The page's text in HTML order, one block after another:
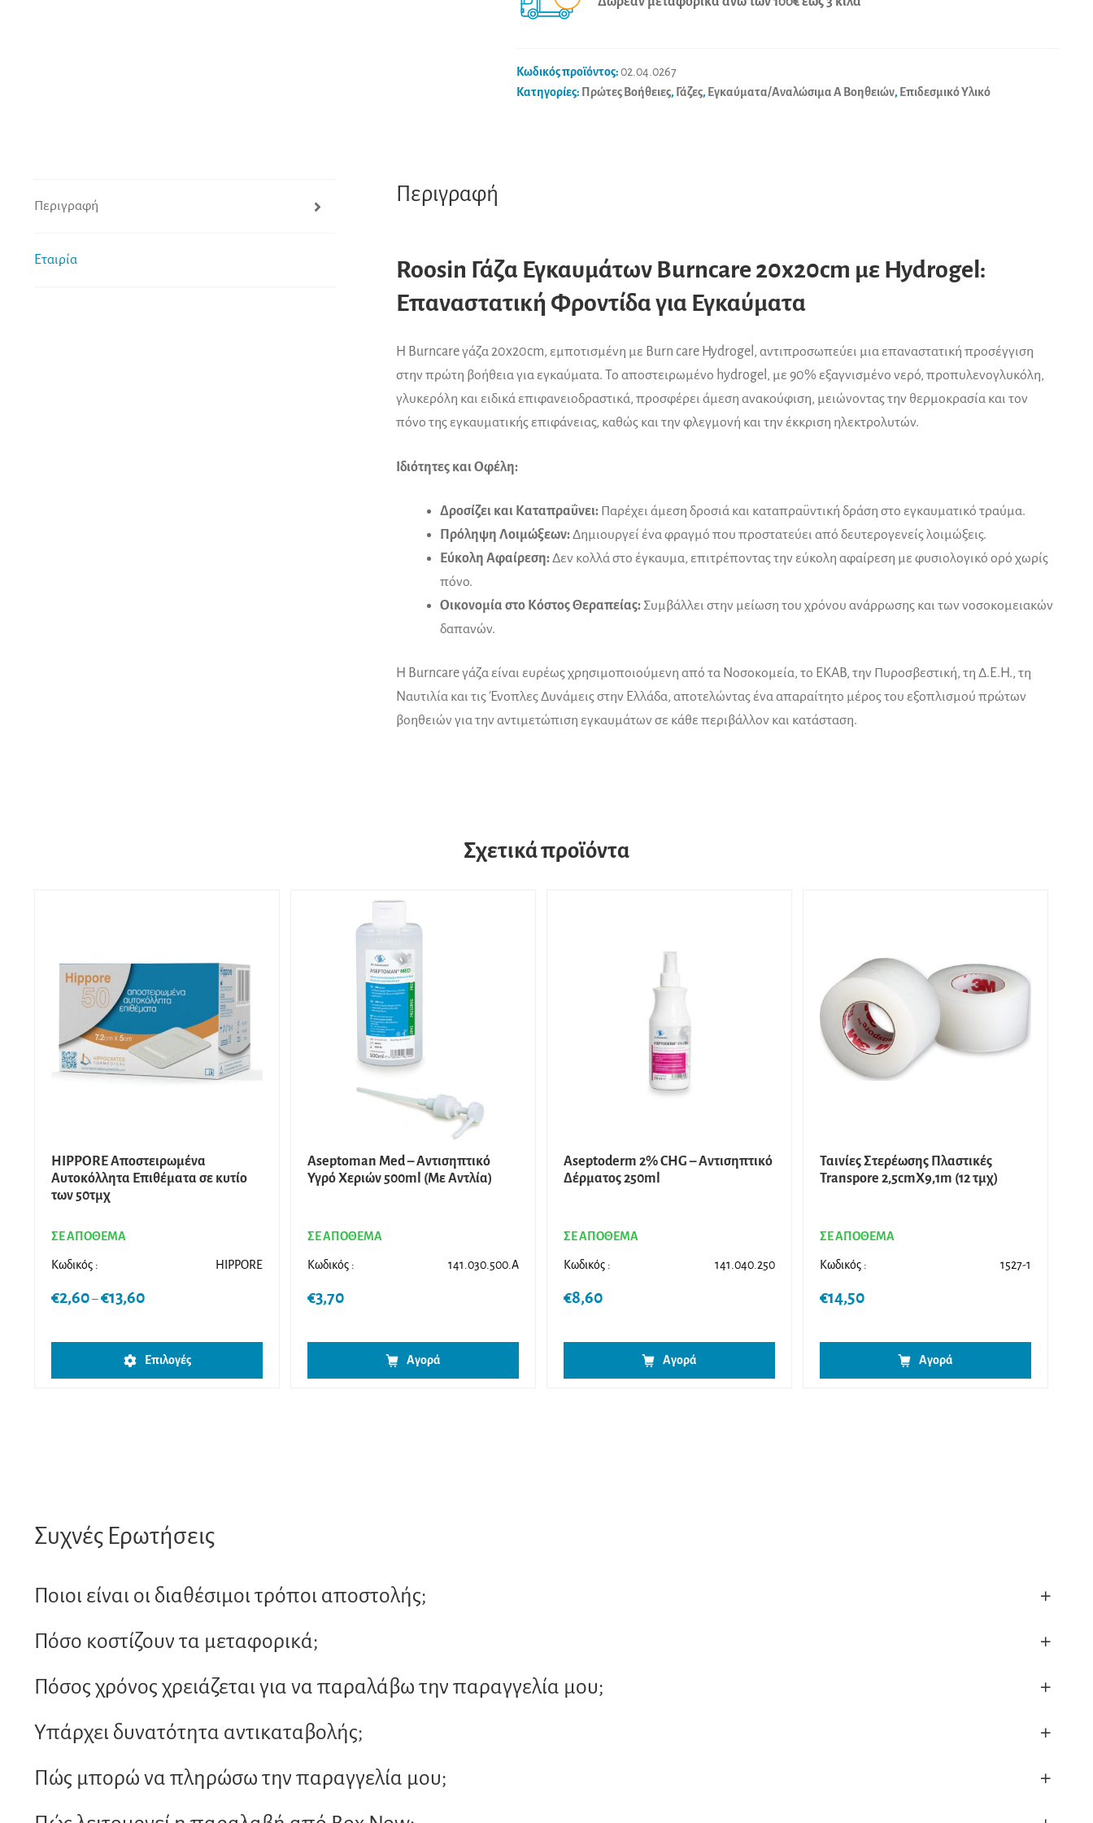
:
Κωδικός προϊόντος:02.04.0267
Κατηγορίες: Πρώτες Βοήθειες, Γάζες, Εγκαύματα/Αναλώσιμα Α Βοηθειών, Επιδεσμικό Υλικό
Περιγραφή
Εταιρία
Περιγραφή
Roosin Γάζα Εγκαυμάτων Burncare 20x20cm με Hydrogel:
Επαναστατική Φροντίδα για Εγκαύματα
Η Burncare γάζα 20x20cm, εμποτισμένη με Burn care Hydrogel, αντιπροσωπεύει μια επαναστατική προσέγγιση
στην πρώτη βοήθεια για εγκαύματα. Το αποστειρωμένο hydrogel, με 90% εξαγνισμένο νερό, προπυλενογλυκόλη,
γλυκερόλη και ειδικά επιφανειοδραστικά, προσφέρει άμεση ανακούφιση, μειώνοντας την θερμοκρασία και τον
πόνο της εγκαυματικής επιφάνειας, καθώς και την φλεγμονή και την έκκριση ηλεκτρολυτών.
Ιδιότητες και Οφέλη:
Δροσίζει και Καταπραΰνει:Παρέχει άμεση δροσιά και καταπραϋντική δράση στο εγκαυματικό τραύμα.
Πρόληψη Λοιμώξεων:Δημιουργεί ένα φραγμό που προστατεύει από δευτερογενείς λοιμώξεις.
Εύκολη Αφαίρεση:Δεν κολλά στο έγκαυμα, επιτρέποντας την εύκολη αφαίρεση με φυσιολογικό ορό χωρίς
πόνο.
Οικονομία στο Κόστος Θεραπείας:Συμβάλλει στην μείωση του χρόνου ανάρρωσης και των νοσοκομειακών
δαπανών.
Η Burncare γάζα είναι ευρέως χρησιμοποιούμενη από τα Νοσοκομεία, το ΕΚΑΒ, την Πυροσβεστική, τη Δ.Ε.Η., τη
Ναυτιλία και τις Ένοπλες Δυνάμεις στην Ελλάδα, αποτελώντας ένα απαραίτητο μέρος του εξοπλισμού πρώτων
βοηθειών για την αντιμετώπιση εγκαυμάτων σε κάθε περιβάλλον και κατάσταση.
Σχετικά προϊόντα
HIPPORE Αποστειρωμένα
Αυτοκόλλητα Επιθέματα σε κυτίο
των 50τμχ
ΣΕ ΑΠΟΘΕΜΑ
Κωδικός : HIPPORE
€2,60–€13,60
through
Επιλογές
σελίδα
προϊόντος
Aseptoman Med – Αντισηπτικό
Υγρό Χεριών 500ml (Με Αντλία)
ΣΕ ΑΠΟΘΕΜΑ
Κωδικός : 141.030.500.A
€3,70
Αγορά
Aseptoderm 2% CHG – Αντισηπτικό
Δέρματος 250ml
ΣΕ ΑΠΟΘΕΜΑ
Κωδικός : 141.040.250
€8,60
Αγορά
Ταινίες Στερέωσης Πλαστικές
Transpore 2,5cmΧ9,1m (12 τμχ)
ΣΕ ΑΠΟΘΕΜΑ
Κωδικός : 1527-1
€14,50
Αγορά
Συχνές Ερωτήσεις
Ποιοι είναι οι διαθέσιμοι τρόποι αποστολής;
+
Πόσο κοστίζουν τα μεταφορικά;
+
Πόσος χρόνος χρειάζεται για να παραλάβω την παραγγελία μου;
+
Υπάρχει δυνατότητα αντικαταβολής;
+
Πώς μπορώ να πληρώσω την παραγγελία μου;
+